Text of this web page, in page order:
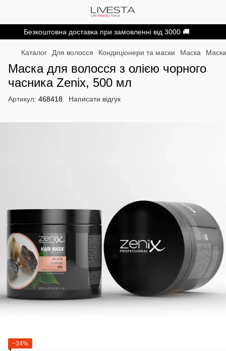
Безкоштовна доставка при замовленні від 3000 🚚
Каталог Для волосся Кондиціонери та маски Маска
Маска для волосся з олією чорного
часника Zenix, 500 мл
Артикул: 468418 Написати відгук
−34%